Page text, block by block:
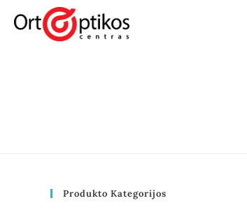
Produkto Kategorijos